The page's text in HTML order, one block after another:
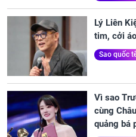
Lý Liên
tim, cởi
Sao quốc
Vì sao
cùng
quảng bá